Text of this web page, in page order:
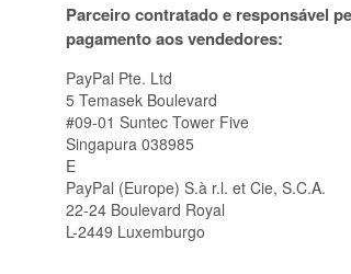
Parceiro contratado e responsável
pagamento aos vendedores:
PayPal Pte. Ltd
5 Temasek Boulevard
#09-01 Suntec Tower Five
Singapura 038985
E
PayPal (Europe) S.à r.l. et Cie, S.C.A.
22-24 Boulevard Royal
L-2449 Luxemburgo